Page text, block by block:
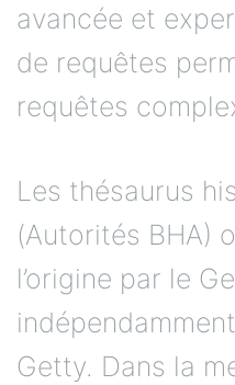
avancée et
de requêtes
requêtes
Les thésaurus
(Autorités BHA)
l’origine par le
Getty. Dans la